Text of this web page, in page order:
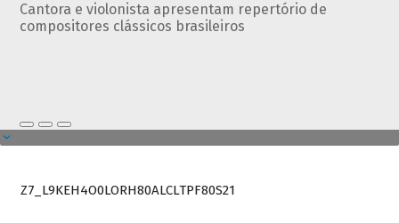
Cantora e violonista apresentam repertório de
compositores clássicos brasileiros
Z7_L9KEH4O0LORH80ALCLTPF80S21